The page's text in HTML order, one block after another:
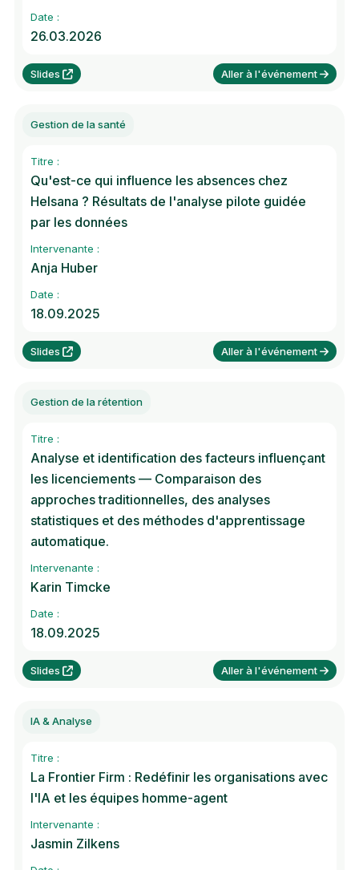
Date :
26.03.2026
Slides Aller à l'événement
Gestion de la santé
Titre :
Qu'est-ce qui influence les absences chez
Helsana ? Résultats de l'analyse pilote guidée
par les données
Intervenante :
Anja Huber
Date :
18.09.2025
Slides Aller à l'événement
Gestion de la rétention
Titre :
Analyse et identification des facteurs influençant
les licenciements — Comparaison des
approches traditionnelles, des analyses
statistiques et des méthodes d'apprentissage
automatique.
Intervenante :
Karin Timcke
Date :
18.09.2025
Slides Aller à l'événement
IA & Analyse
Titre :
La Frontier Firm : Redéfinir les organisations avec
l'IA et les équipes homme-agent
Intervenante :
Jasmin Zilkens